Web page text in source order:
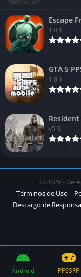
Escape
1.0.1
GTA 5
1.0.1
v5.3
© 2026 -
Términos de Uso |
Descargo de
Android PPSSPP